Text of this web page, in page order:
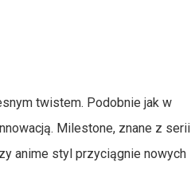
twistem. Podobnie jak w
Milestone, znane z serii
anime styl przyciągnie nowych